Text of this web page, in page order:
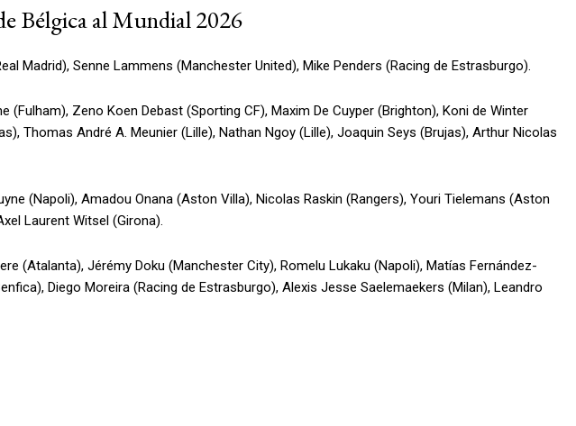
Bélgica al Mundial 2026
Madrid), Senne Lammens (Manchester United), Mike Penders (Racing de Estrasburgo).
(Fulham), Zeno Koen Debast (Sporting CF), Maxim De Cuyper (Brighton), Koni de Winter
Thomas André A. Meunier (Lille), Nathan Ngoy (Lille), Joaquin Seys (Brujas), Arthur Nicolas
(Napoli), Amadou Onana (Aston Villa), Nicolas Raskin (Rangers), Youri Tielemans (Aston
Laurent Witsel (Girona).
(Atalanta), Jérémy Doku (Manchester City), Romelu Lukaku (Napoli), Matías Fernández-
Diego Moreira (Racing de Estrasburgo), Alexis Jesse Saelemaekers (Milan), Leandro